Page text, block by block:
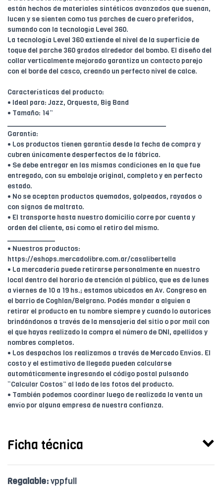
están hechos de materiales sintéticos avanzados que suenan,
lucen y se sienten como tus parches de cuero preferidos,
sumando con la tecnología Level 360.
La tecnología Level 360 extiende el nivel de la superficie de
toque del parche 360 grados alrededor del bombo. El diseño del
collar verticalmente mejorado garantiza un contacto parejo
con el borde del casco, creando un perfecto nivel de calce.
Características del producto:
• Ideal para: Jazz, Orquesta, Big Band
• Tamaño: 14”
________________________________________
Garantía:
• Los productos tienen garantía desde la fecha de compra y
cubren únicamente desperfectos de la fábrica.
• Se debe entregar en las mismas condiciones en la que fue
entregado, con su embalaje original, completo y en perfecto
estado.
• No se aceptan productos quemados, golpeados, rayados o
con signos de maltrato.
• El transporte hasta nuestro domicilio corre por cuenta y
orden del cliente, así como el retiro del mismo.
____________
• Nuestros productos:
https://eshops.mercadolibre.com.ar/casalibertella
• La mercadería puede retirarse personalmente en nuestro
local dentro del horario de atención al público, que es de lunes
a viernes de 10 a 19 hs.; estamos ubicados en Av. Congreso en
el barrio de Coghlan/Belgrano. Podés mandar a alguien a
retirar el producto en tu nombre siempre y cuando lo autorices
brindándonos a través de la mensajería del sitio o por mail con
el que hayas realizado la compra el número de DNI, apellidos y
nombres completos.
• Los despachos los realizamos a través de Mercado Envíos. El
costo y el estimativo de llegada pueden calcularse
automáticamente ingresando el código postal pulsando
“Calcular Costos” al lado de las fotos del producto.
• También podemos coordinar luego de realizada la venta un
envío por alguna empresa de nuestra confianza.
Ficha técnica
Regalable:vppfull